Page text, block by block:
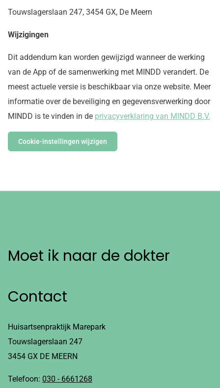
Touwslagerslaan 247, 3454 GX, De Meern
Wijzigingen
Dit addendum kan worden gewijzigd wanneer de werking
van de App of de samenwerking met MINDD verandert. De
meest actuele versie is beschikbaar via onze website. Meer
informatie over de beveiliging en gegevensverwerking door
MINDD is te vinden in de privacyverklaring van MINDD B.V.
Cookie-instellingen wijzigen
Moet ik naar de dokter
Contact
Huisartsenpraktijk Marepark
Touwslagerslaan 247
3454 GX DE MEERN
Telefoon: 030 - 6661268